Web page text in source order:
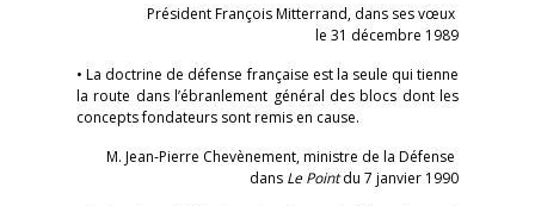
Président François Mitterrand, dans ses vœux
le 31 décembre 1989
• La doctrine de défense française est la seule qui tienne
la route dans l’ébranlement général des blocs dont les
concepts fondateurs sont remis en cause.
M. Jean-Pierre Chevènement, ministre de la Défense
dans Le Pointdu 7 janvier 1990